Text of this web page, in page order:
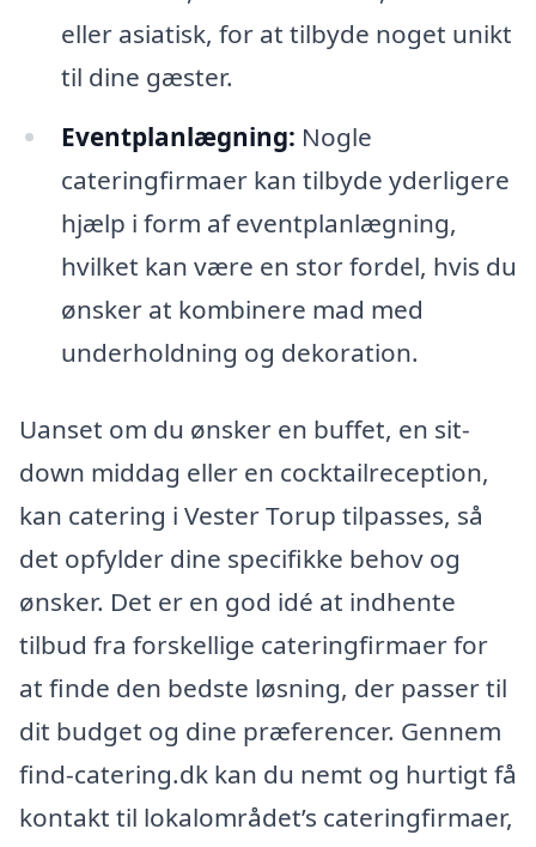
eller asiatisk, for at tilbyde noget unikt
til dine gæster.
Eventplanlægning: Nogle
cateringfirmaer kan tilbyde yderligere
hjælp i form af eventplanlægning,
hvilket kan være en stor fordel, hvis du
ønsker at kombinere mad med
underholdning og dekoration.
Uanset om du ønsker en buffet, en sit-
down middag eller en cocktailreception,
kan catering i Vester Torup tilpasses, så
det opfylder dine specifikke behov og
ønsker. Det er en god idé at indhente
tilbud fra forskellige cateringfirmaer for
at finde den bedste løsning, der passer til
dit budget og dine præferencer. Gennem
find-catering.dk kan du nemt og hurtigt få
kontakt til lokalområdet’s cateringfirmaer,